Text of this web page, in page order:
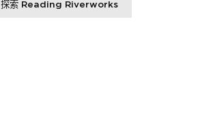
探索 Reading Riverworks